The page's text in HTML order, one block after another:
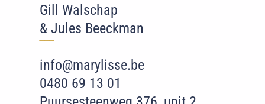
Gill Walschap
& Jules Beeckman
‾‾‾
info@marylisse.be
0480 69 13 01